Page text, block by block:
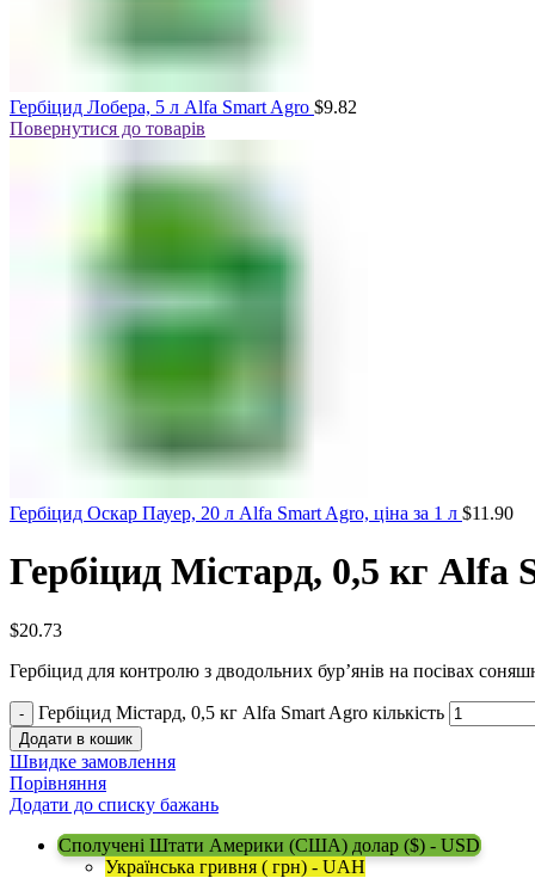
Гербіцид Лобера, 5 л Alfa Smart Agro $9.82
Повернутися до товарів
Гербіцид Оскар Пауер, 20 л Alfa Smart Agro, ціна за 1 л $11.90
Гербіцид Містард, 0,5 кг Alfa
$20.73
Гербіцид для контролю з дводольних бур’янів на посівах
Гербіцид Містард, 0,5 кг Alfa Smart Agro кількість
Додати в кошик
Швидке замовлення
Порівняння
Додати до списку бажань
Сполучені Штати Америки (США) долар ($) - USD
Українська гривня ( грн) - UAH